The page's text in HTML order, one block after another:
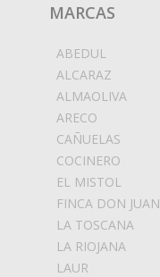
MARCAS
ABEDUL
ALCARAZ
ALMAOLIVA
ARECO
CAÑUELAS
COCINERO
EL MISTOL
FINCA DON JUAN
LA TOSCANA
LA RIOJANA
LAUR